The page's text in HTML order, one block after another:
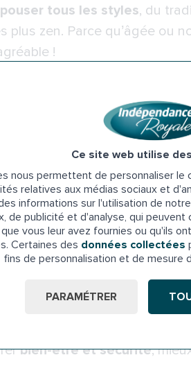
Ce site web utilise
nous permettent de personnaliser le
relatives aux médias sociaux et
informations sur l'utilisation de
de publicité et d'analyse, qui
vous leur avez fournies ou qu'ils
Certaines des données collectées
fins de personnalisation et de mesure
PARAMÉTRER
tous les styles, du
plus zen. Parce qu’âgée ou
!
procurent
. Des
soit ou non PMR ou
l’entrée et la sortie des
: plus fiable et
classique ?
et son bac sont déjà
d’arguments
bien-être et sécurité,